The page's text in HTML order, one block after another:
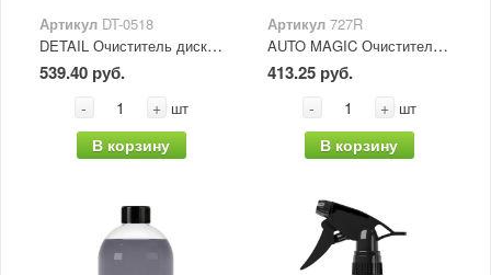
Артикул DT-0518
DETAIL Очиститель дисков "Iron" Adapted Series 500 мл
539.40 руб.
- + шт
В корзину
Артикул 727R
AUTO MAGIC Очиститель для дисков с лимонным ароматом XP Citrus Wheel Cleaner 473 мл 1/16
413.25 руб.
- + шт
В корзину